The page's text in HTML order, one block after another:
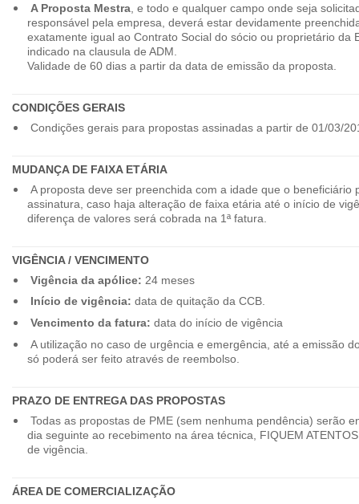
A Proposta Mestra, e todo e qualquer campo onde seja
responsável pela empresa, deverá estar devidamente
exatamente igual ao Contrato Social do sócio ou proprietário da
indicado na clausula de ADM.
Validade de 60 dias a partir da data de emissão da proposta.
CONDIÇÕES GERAIS
Condições gerais para propostas assinadas a partir de 01/03/
MUDANÇA DE FAIXA ETÁRIA
A proposta deve ser preenchida com a idade que o beneficiário
assinatura, caso haja alteração de faixa etária até o início de
diferença de valores será cobrada na 1ª fatura.
VIGÊNCIA / VENCIMENTO
Vigência da apólice: 24 meses
Início de vigência: data de quitação da CCB.
Vencimento da fatura: data do início de vigência
A utilização no caso de urgência e emergência, até a emissão
só poderá ser feito através de reembolso.
PRAZO DE ENTREGA DAS PROPOSTAS
Todas as propostas de PME (sem nenhuma pendência) serão
dia seguinte ao recebimento na área técnica, FIQUEM
de vigência.
ÁREA DE COMERCIALIZAÇÃO